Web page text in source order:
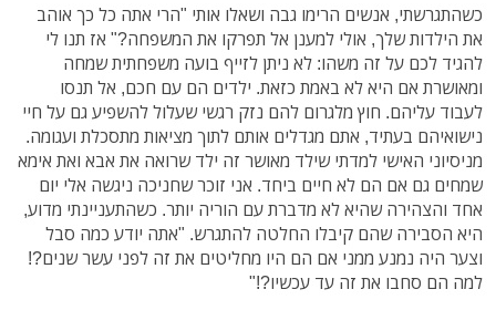
כשהתגרשתי, אנשים הרימו גבה ושאלו אותי "הרי אתה כל כך אוהב
את הילדות שלך, אולי למענן אל תפרקו את המשפחה?" אז תנו לי
להגיד לכם על זה משהו: לא ניתן לזייף בועה משפחתית שמחה
ומאושרת אם היא לא באמת כזאת. ילדים הם עם חכם, אל תנסו
לעבוד עליהם. חוץ מלגרום להם נזק רגשי שעלול להשפיע גם על חיי
נישואיהם בעתיד, אתם מגדלים אותם לתוך מציאות מתסכלת ועגומה.
מניסיוני האישי למדתי שילד מאושר זה ילד שרואה את אבא ואת אימא
שמחים גם אם הם לא חיים ביחד. אני זוכר שחניכה ניגשה אלי יום
אחד והצהירה שהיא לא מדברת עם הוריה יותר. כשהתעניינתי מדוע,
היא הסבירה שהם קיבלו החלטה להתגרש. "אתה יודע כמה סבל
וצער היה נמנע ממני אם הם היו מחליטים את זה לפני עשר שנים?!
למה הם סחבו את זה עד עכשיו?!"